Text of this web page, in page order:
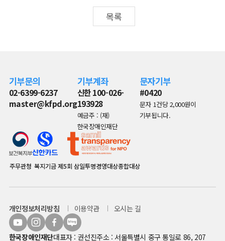
목록
기부문의
02-6399-6237
master@kfpd.org
기부계좌
신한 100-026-
193928
예금주 : (재)
한국장애인재단
문자기부
#0420
문자 1건당 2,000원이
기부됩니다.
주무관청 복지기금제5회 삼일투명경영대상종합대상
개인정보처리방침 이용약관 오시는 길
한국장애인재단대표자 : 권선진주소 : 서울특별시 중구 통일로 86, 207